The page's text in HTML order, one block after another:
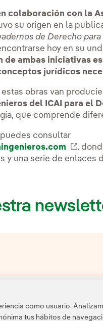
colaboración con la
su origen en la
de Derecho
hoy en su
de ambas iniciativas
jurídicos
obras van
del ICAI para el
que comprende
consultar
,
y una serie de enlaces
y se aplican laPolítica
como usuario.
tus hábitos de